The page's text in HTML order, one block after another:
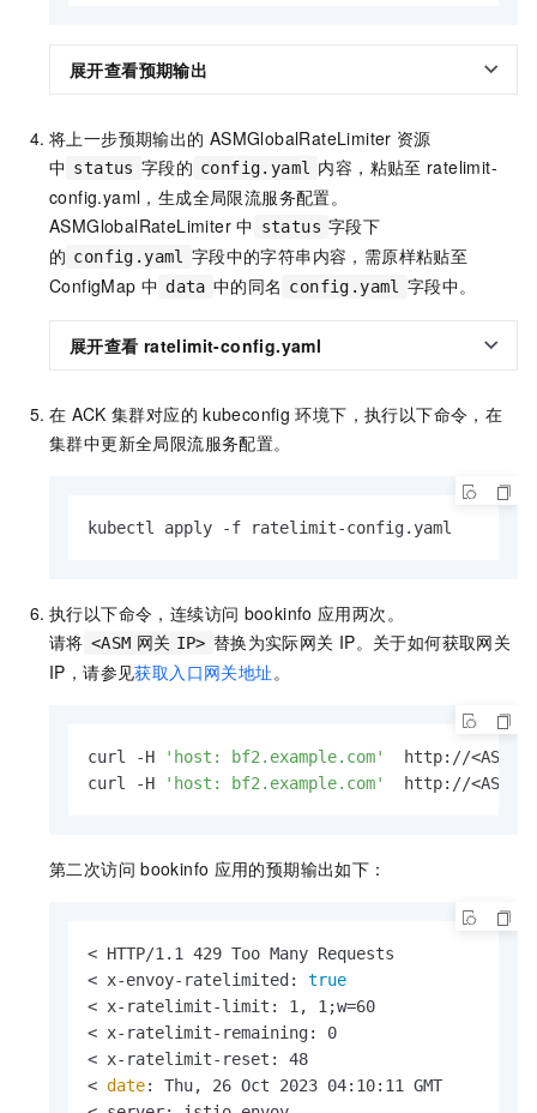
展开查看预期输出
将上一步预期输出的 ASMGlobalRateLimiter 资源
中 status 字段的 config.yaml 内容，粘贴至 ratelimit-
config.yaml，生成全局限流服务配置。
ASMGlobalRateLimiter 中 status 字段下
的 config.yaml 字段中的字符串内容，需原样粘贴至
ConfigMap 中 data 中的同名 config.yaml 字段中。
展开查看 ratelimit-config.yaml
在 ACK 集群对应的 kubeconfig 环境下，执行以下命令，在
集群中更新全局限流服务配置。
kubectl apply -f ratelimit-config.yaml
执行以下命令，连续访问 bookinfo 应用两次。
请将 <ASM 网关 IP> 替换为实际网关 IP。关于如何获取网关
IP，请参见获取入口网关地址。
curl -H 'host: bf2.example.com'
http://<ASM网
curl -H
'host: bf2.example.com'
http://<ASM网
第二次访问 bookinfo 应用的预期输出如下：
< HTTP/1.1 429 Too Many Requests
< x-envoy-ratelimited: true
< x-ratelimit-limit: 1, 1;w=60
< x-ratelimit-remaining: 0
< x-ratelimit-reset: 48
< date: Thu, 26 Oct 2023 04:10:11 GMT